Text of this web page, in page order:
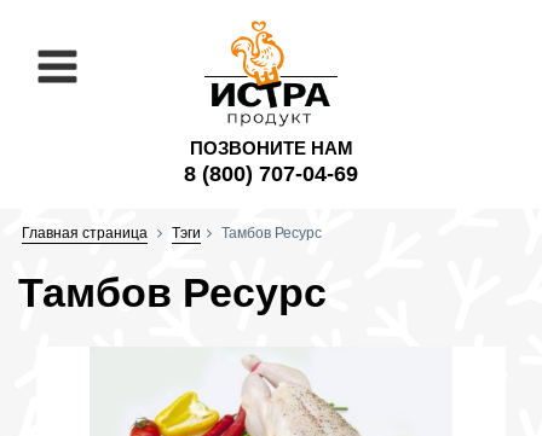
ПОЗВОНИТЕ НАМ
8 (800) 707-04-69
Главная страница Тэги Тамбов Ресурс
Тамбов Ресурс